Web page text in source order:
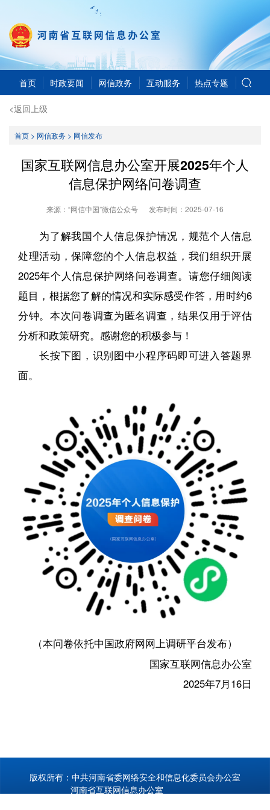
首页 时政要闻 网信政务 互动服务 热点专题
<返回上级
首页> 网信政务> 网信发布
国家互联网信息办公室开展2025年个人
信息保护网络问卷调查
来源：“网信中国”微信公众号 发布时间： 2025-07-16
为了解我国个人信息保护情况，规范个人信息
处理活动，保障您的个人信息权益，我们组织开展
2025年个人信息保护网络问卷调查。请您仔细阅读
题目，根据您了解的情况和实际感受作答，用时约6
分钟。本次问卷调查为匿名调查，结果仅用于评估
分析和政策研究。感谢您的积极参与！
长按下图，识别图中小程序码即可进入答题界
面。
（本问卷依托中国政府网网上调研平台发布）
国家互联网信息办公室
2025年7月16日
版权所有：中共河南省委网络安全和信息化委员会办公室
河南省互联网信息办公室